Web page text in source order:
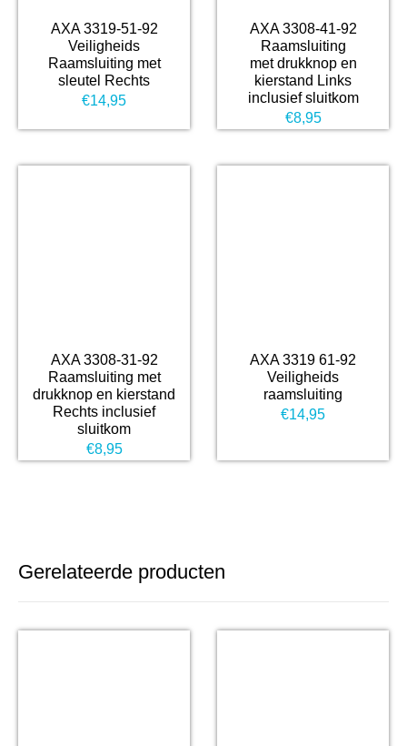
AXA 3319-51-92
Veiligheids
Raamsluiting met
sleutel Rechts
€14,95
AXA 3308-41-92
Raamsluiting
met drukknop en
kierstand Links
inclusief sluitkom
€8,95
AXA 3308-31-92
Raamsluiting met
drukknop en kierstand
Rechts inclusief
sluitkom
€8,95
AXA 3319 61-92
Veiligheids
raamsluiting
€14,95
Gerelateerde producten